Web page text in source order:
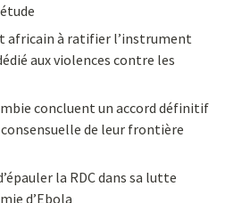
africain à ratifier l’instrument
aux violences contre les
concluent un accord définitif
de leur frontière
la RDC dans sa lutte
d’Ebola